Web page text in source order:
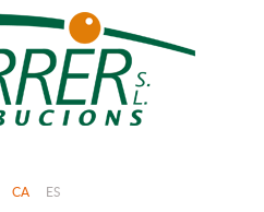
CA ES